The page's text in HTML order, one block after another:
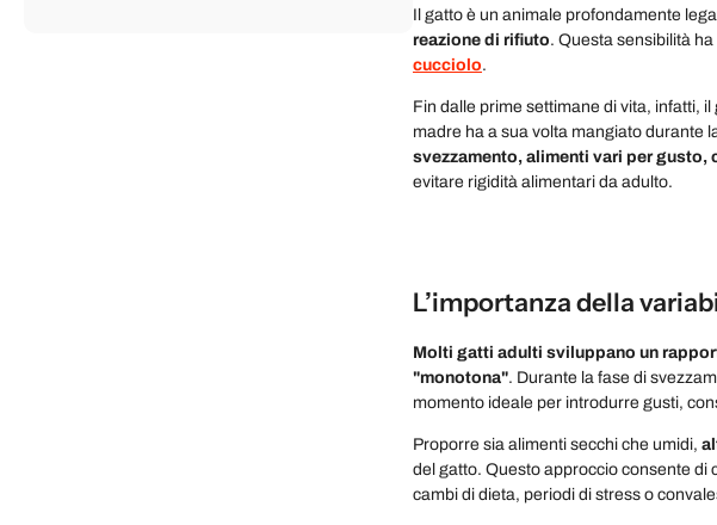
Il gatto è un animale profondamente
reazione di rifiuto. Questa sensibilità
cucciolo.
Fin dalle prime settimane di vita, infatti,
madre ha a sua volta mangiato durante
svezzamento, alimenti vari per gusto,
evitare rigidità alimentari da adulto.
L’importanza della
Molti gatti adulti sviluppano un
"monotona". Durante la fase di
momento ideale per introdurre gusti,
Proporre sia alimenti secchi che umidi,
del gatto. Questo approccio consente di
cambi di dieta, periodi di stress o